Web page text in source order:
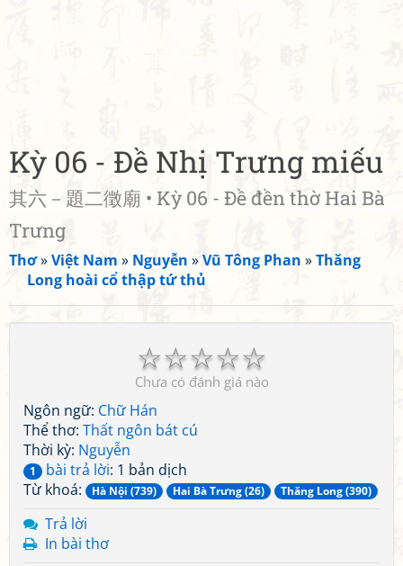
Kỳ 06 - Đề Nhị Trưng miếu
其六－題二徵廟 • Kỳ 06 - Đề đền thờ Hai Bà
Trưng
Thơ»Việt Nam » Nguyễn »Vũ Tông Phan »Thăng
Long hoài cổ thập tứ thủ
☆
☆
☆
☆
☆
Chưa có đánh giá nào
Ngôn ngữ: Chữ Hán
Thể thơ: Thất ngôn bát cú
Thời kỳ: Nguyễn
1 bài trả lời: 1 bản dịch
Từ khoá:
Hà Nội (739) Hai Bà Trưng (26) Thăng Long (390)
Trả lời
In bài thơ